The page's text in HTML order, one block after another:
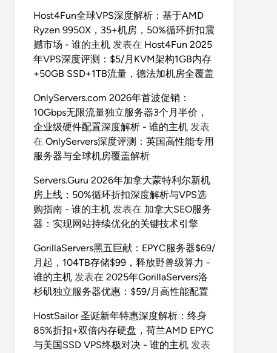
Host4Fun全球VPS深度解析：基于AMD
Ryzen 9950X，35+机房，50%循环折扣震
撼市场 - 谁的主机 发表在 Host4Fun 2025
年VPS深度评测：$5/月KVM架构1GB内存
+50GB SSD+1TB流量，德法加机房全覆盖
OnlyServers.com 2026年首波促销：
10Gbps无限流量独立服务器3个月半价，
企业级硬件配置深度解析 - 谁的主机 发表
在 OnlyServers深度评测：英国高性能专用
服务器与全球机房覆盖解析
Servers.Guru 2026年加拿大蒙特利尔新机
房上线：50%循环折扣深度解析与VPS选
购指南 - 谁的主机 发表在 加拿大SEO服务
器：实现网站持续优化的关键技术引擎
GorillaServers黑五巨献：EPYC服务器$69/
月起，104TB存储$99，释放野兽级算力 -
谁的主机 发表在 2025年GorillaServers洛
杉矶独立服务器优惠：$59/月高性能配置
HostSailor 圣诞新年特惠深度解析：终身
85%折扣+双倍内存硬盘，荷兰AMD EPYC
与美国SSD VPS终极对决 - 谁的主机 发表